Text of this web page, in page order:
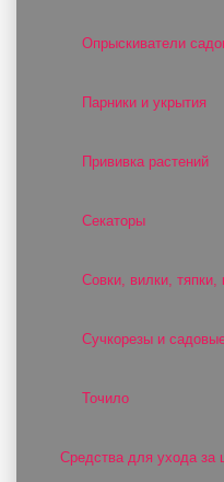
Опрыскиватели
Парники и укрытия
Прививка растений
Секаторы
Совки, вилки, тяпки,
Сучкорезы и
Точило
Средства для ухода за